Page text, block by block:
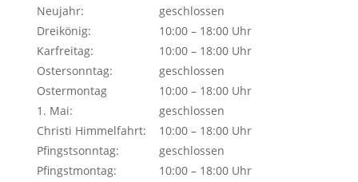
Neujahr:
geschlossen
Dreikönig:
10:00 – 18:00 Uhr
Karfreitag:
10:00 – 18:00 Uhr
Ostersonntag:
geschlossen
Ostermontag
10:00 – 18:00 Uhr
1. Mai:
geschlossen
Christi Himmelfahrt:
10:00 – 18:00 Uhr
Pfingstsonntag:
geschlossen
Pfingstmontag:
10:00 – 18:00 Uhr